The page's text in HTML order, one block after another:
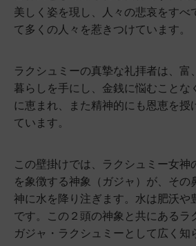
美しく姿を現し、人々の悲哀をすべ
て多くの人々を惹きつけています。
ラクシュミーの真摯な礼拝者は、富
暮らしを手にし、金銭に悩むことな
に恵まれ、また精神的にも恩恵を授
ています。
この壁掛けでは、ラクシュミー女神
を象徴する神象（ガジャ）が、その
神に水を降り注ぎます。水は肥沃や
です。この２頭の神象と共にあるラ
ガジャ・ラクシュミーとして広く知